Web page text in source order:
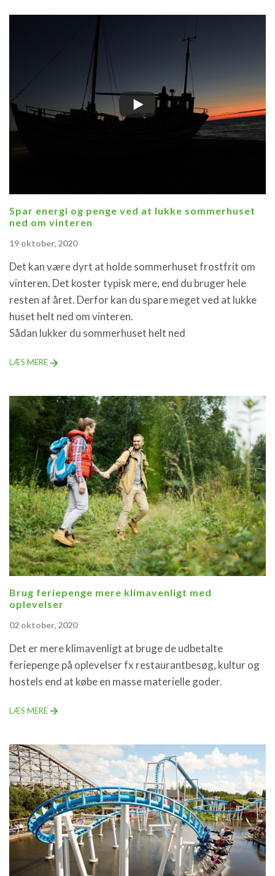
Spar energi og penge ved at lukke sommerhuset
ned om vinteren
19 oktober, 2020
Det kan være dyrt at holde sommerhuset frostfrit om
vinteren. Det koster typisk mere, end du bruger hele
resten af året. Derfor kan du spare meget ved at lukke
huset helt ned om vinteren.
Sådan lukker du sommerhuset helt ned
LÆS MERE
Brug feriepenge mere klimavenligt med
oplevelser
02 oktober, 2020
Det er mere klimavenligt at bruge de udbetalte
feriepenge på oplevelser fx restaurantbesøg, kultur og
hostels end at købe en masse materielle goder.
LÆS MERE